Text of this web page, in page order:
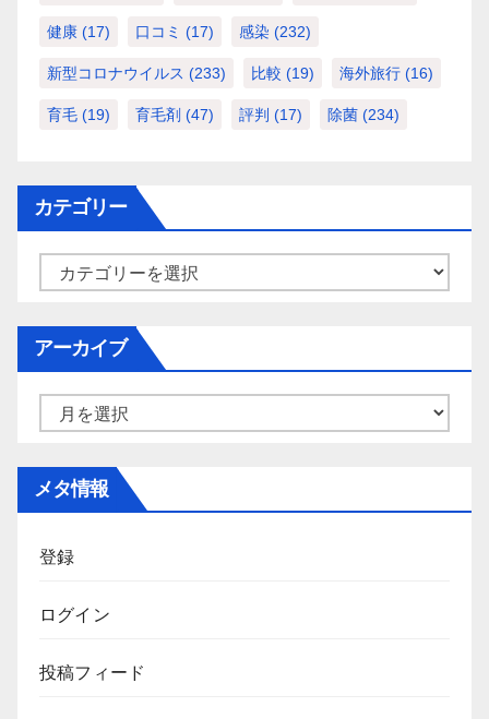
健康 (17) 口コミ (17) 感染 (232)
新型コロナウイルス (233) 比較 (19) 海外旅行 (16)
育毛 (19) 育毛剤 (47) 評判 (17) 除菌 (234)
カテゴリー
ー
アーカイブ
メタ情報
登録
ログイン
投稿フィード